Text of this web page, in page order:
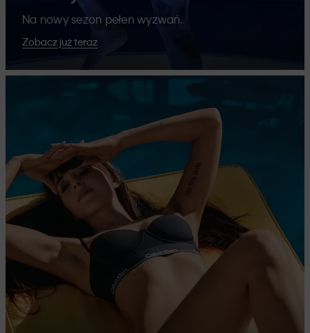
Na nowy sezon pełen wyzwań.
Zobacz już teraz